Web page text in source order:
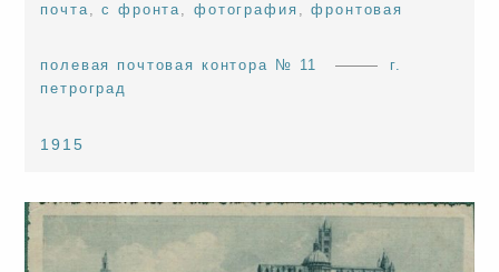
почта,с фронта, фотография ,фронтовая
полевая почтовая контора № 11
г.
петроград
1915